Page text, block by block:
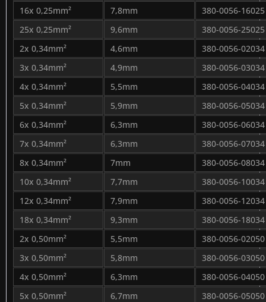
16x 0,25mm²
7,8mm
380-0056-16025
25x 0,25mm²
9,6mm
380-0056-25025
2x 0,34mm²
4,6mm
380-0056-02034
3x 0,34mm²
4,9mm
380-0056-03034
4x 0,34mm²
5,5mm
380-0056-04034
5x 0,34mm²
5,9mm
380-0056-05034
6x 0,34mm²
6,3mm
380-0056-06034
7x 0,34mm²
6,3mm
380-0056-07034
8x 0,34mm²
7mm
380-0056-08034
10x 0,34mm²
7,7mm
380-0056-10034
12x 0,34mm²
7,9mm
380-0056-12034
18x 0,34mm²
9,3mm
380-0056-18034
2x 0,50mm²
5,5mm
380-0056-02050
3x 0,50mm²
5,8mm
380-0056-03050
4x 0,50mm²
6,3mm
380-0056-04050
5x 0,50mm²
6,7mm
380-0056-05050